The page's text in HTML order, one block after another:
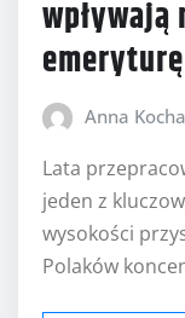
wpływają
emeryturę
Anna
Lata
jeden z
wysokości
Polaków